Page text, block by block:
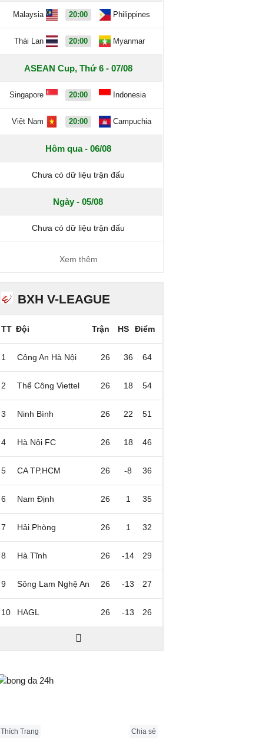
Malaysia 20:00 Philippines
Thái Lan 20:00 Myanmar
ASEAN Cup, Thứ 6 - 07/08
Singapore 20:00 Indonesia
Việt Nam 20:00 Campuchia
Hôm qua - 06/08
Chưa có dữ liệu trận đấu
Ngày - 05/08
Chưa có dữ liệu trận đấu
Xem thêm
BXH V-LEAGUE
TT Đội Trận HS Điểm
1 Công An Hà Nội 26 36 64
2 Thể Công Viettel 26 18 54
3 Ninh Bình 26 22 51
4 Hà Nội FC 26 18 46
5 CA TP.HCM 26 -8 36
6 Nam Định 26 1 35
7 Hải Phòng 26 1 32
8 Hà Tĩnh 26 -14 29
9 Sông Lam Nghệ An 26 -13 27
10 HAGL 26 -13 26
Thích Trang Chia sẻ